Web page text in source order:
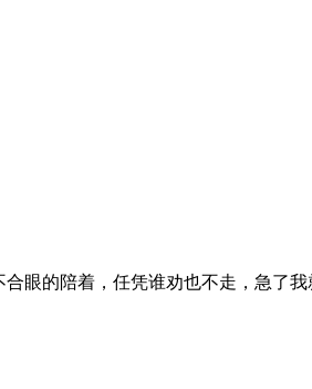
眼的陪着，任凭谁劝也不走，急了我